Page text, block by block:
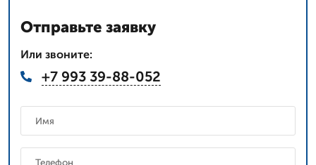
Отправьте заявку
Или звоните:
+7 993 39-88-052